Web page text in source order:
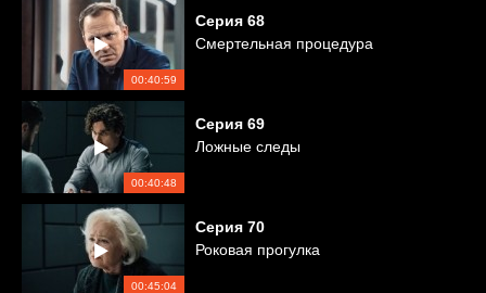
00:40:59
Серия 68
Смертельная процедура
00:40:48
Серия 69
Ложные следы
00:45:04
Серия 70
Роковая прогулка